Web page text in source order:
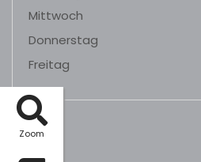
Zoom
Mittwoch
Donnerstag
Freitag